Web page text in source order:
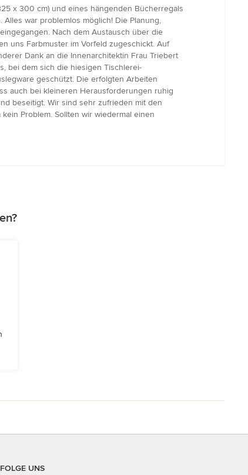
x 300 cm) und eines hängenden Bücherregals
war problemlos möglich! Die Planung,
Nach dem Austausch über die
uns Farbmuster im Vorfeld zugeschickt. Auf
Dank an die Innenarchitektin Frau Triebert
bei dem sich die hiesigen Tischlerei-
geschützt. Die erfolgten Arbeiten
auch bei kleineren Herausforderungen ruhig
beseitigt. Wir sind sehr zufrieden mit den
Problem. Sollten wir wiedermal einen
FOLGE UNS